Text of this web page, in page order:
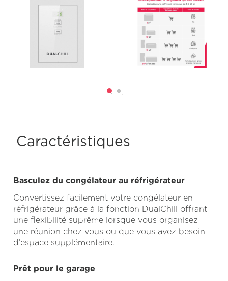
Caractéristiques
Basculez du congélateur au réfrigérateur
Convertissez facilement votre congélateur en
réfrigérateur grâce à la fonction DualChill offrant
une flexibilité suprême lorsque vous organisez
une réunion chez vous ou que vous avez besoin
d’espace supplémentaire.
Prêt pour le garage